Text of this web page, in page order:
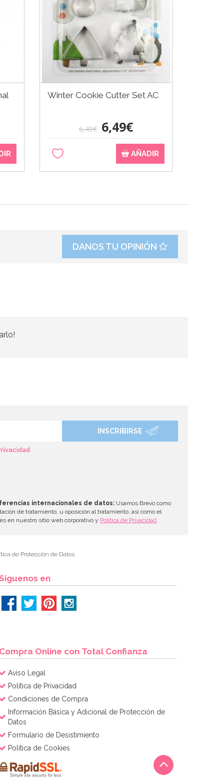
Winter Cookie Cutter Set AC
6,49€ 6,49€
AÑADIR
DANOS TU OPINIÓN
INSCRIBIRSE
internacionales de datos: Usamos Brevo como
de tratamiento, u oposición al tratamiento, así como el
en nuestro sitio web corporativo y Política de Privacidad
de Protección de Datos.
en
Online con Total Confianza
Aviso Legal
Política de Privacidad
Condiciones de Compra
Información Básica y Adicional de Protección de
Datos
Formulario de Desistimiento
Política de Cookies